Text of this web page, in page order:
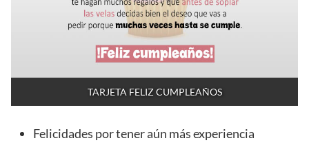
TARJETA FELIZ CUMPLEAÑOS
Felicidades por tener aún más experiencia